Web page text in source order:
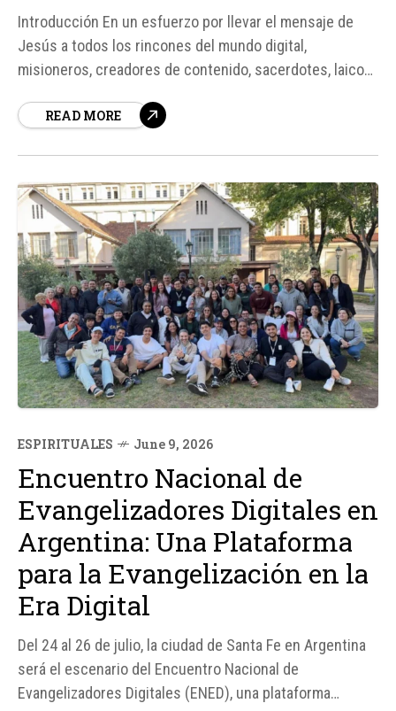
Introducción En un esfuerzo por llevar el mensaje de
Jesús a todos los rincones del mundo digital,
misioneros, creadores de contenido, sacerdotes, laicos
Evangelizadores Digitales (ENED) de Argentina. Este
READ MORE
ESPIRITUALES June 9, 2026
Encuentro Nacional de
Evangelizadores Digitales en
Argentina: Una Plataforma
para la Evangelización en la
Era Digital
Del 24 al 26 de julio, la ciudad de Santa Fe en Argentina
será el escenario del Encuentro Nacional de
Evangelizadores Digitales (ENED), una plataforma